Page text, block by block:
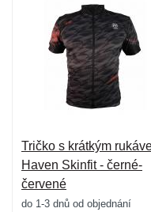
Tričko s krátkým
Haven Skinfit - černé-
červené
do 1-3 dnů od objednání